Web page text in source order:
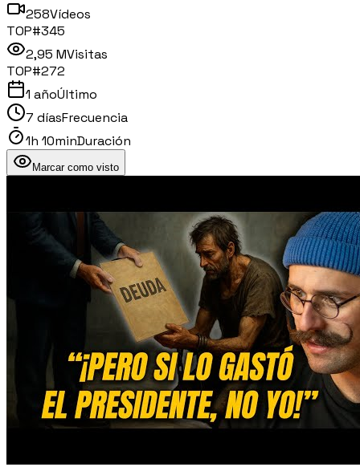
258Vídeos
TOP#345
2,95 MVisitas
TOP#272
1 añoÚltimo
7 díasFrecuencia
1h 10minDuración
Marcar como visto